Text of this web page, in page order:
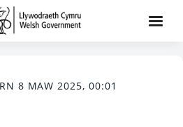
8 MAW 2025, 00:01